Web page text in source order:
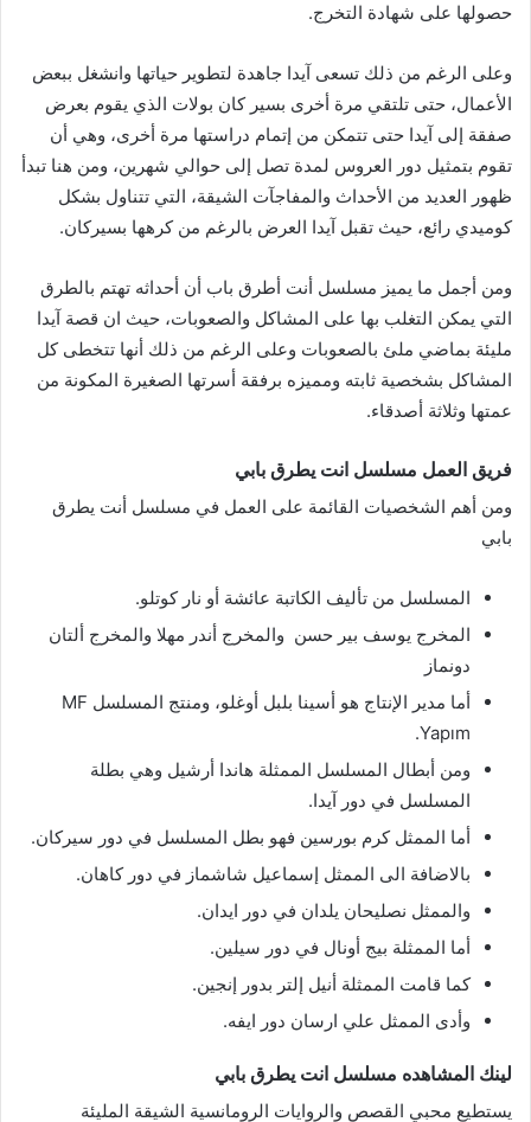
حصولها على شهادة التخرج.
وعلى الرغم من ذلك تسعى آيدا جاهدة لتطوير حياتها وانشغل ببعض
الأعمال، حتى تلتقي مرة أخرى بسير كان بولات الذي يقوم بعرض
صفقة إلى آيدا حتى تتمكن من إتمام دراستها مرة أخرى، وهي أن
تقوم بتمثيل دور العروس لمدة تصل إلى حوالي شهرين، ومن هنا تبدأ
ظهور العديد من الأحداث والمفاجآت الشيقة، التي تتناول بشكل
كوميدي رائع، حيث تقبل آيدا العرض بالرغم من كرهها بسيركان.
ومن أجمل ما يميز مسلسل أنت أطرق باب أن أحداثه تهتم بالطرق
التي يمكن التغلب بها على المشاكل والصعوبات، حيث ان قصة آيدا
مليئة بماضي ملئ بالصعوبات وعلى الرغم من ذلك أنها تتخطى كل
المشاكل بشخصية ثابته ومميزه برفقة أسرتها الصغيرة المكونة من
عمتها وثلاثة أصدقاء.
فريق العمل مسلسل انت يطرق بابي
ومن أهم الشخصيات القائمة على العمل في مسلسل أنت يطرق
بابي
المسلسل من تأليف الكاتبة عائشة أو نار كوتلو.
المخرج يوسف بير حسن والمخرج أندر مهلا والمخرج ألتان
دونماز
أما مدير الإنتاج هو أسينا بلبل أوغلو، ومنتج المسلسل MF
Yapım.
ومن أبطال المسلسل الممثلة هاندا أرشيل وهي بطلة
المسلسل في دور آيدا.
أما الممثل كرم بورسين فهو بطل المسلسل في دور سيركان.
بالاضافة الى الممثل إسماعيل شاشماز في دور كاهان.
والممثل نصليحان يلدان في دور ايدان.
أما الممثلة بيج أونال في دور سيلين.
كما قامت الممثلة أنيل إلتر بدور إنجين.
وأدى الممثل علي ارسان دور ايفه.
لينك المشاهده مسلسل انت يطرق بابي
يستطيع محبي القصص والروايات الرومانسية الشيقة المليئة